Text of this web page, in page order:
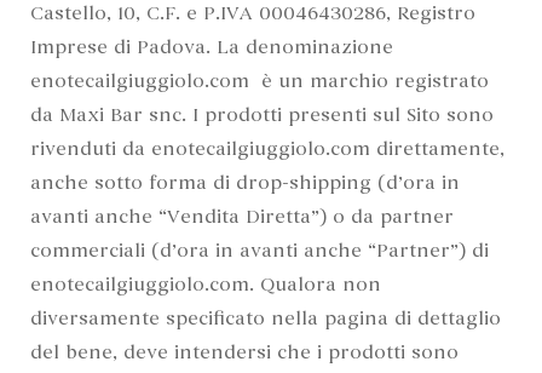
Castello, 10, C.F. e P.IVA 00046430286, Registro
Imprese di Padova. La denominazione
enotecailgiuggiolo.com è un marchio registrato
da Maxi Bar snc. I prodotti presenti sul Sito sono
rivenduti da enotecailgiuggiolo.com direttamente,
anche sotto forma di drop-shipping (d’ora in
avanti anche “Vendita Diretta”) o da partner
commerciali (d’ora in avanti anche “Partner”) di
enotecailgiuggiolo.com. Qualora non
diversamente specificato nella pagina di dettaglio
del bene, deve intendersi che i prodotti sono